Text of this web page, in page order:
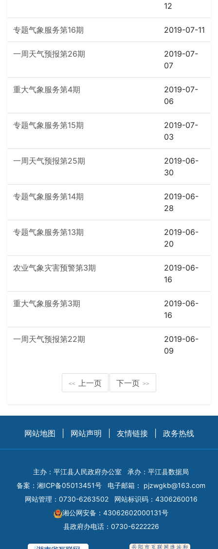
12
专题气象服务第16期 2019-07-11
一周天气预报第26期
2019-07-
07
重大气象服务第4期
2019-07-
06
专题气象服务第15期
2019-07-
03
一周天气预报第25期
2019-06-
30
专题气象服务第14期
2019-06-
28
专题气象服务第13期
2019-06-
20
农业气象灾害预警第3期
2019-06-
16
重大气象服务第3期
2019-06-
16
一周天气预报第22期
2019-06-
09
<< 上一页 下一页 >>
网站地图 网站声明 友情链接 政务热线
主办：平江县人民政府办公室
承办：平江县数据局
备案： 湘ICP备05013451号 电子邮箱： pjzwgkb@163.com
网站管理：0730-6263502
网站标识码：4306260016
湘公网安备：43062602000131号
县政府办电话：0730-6222226